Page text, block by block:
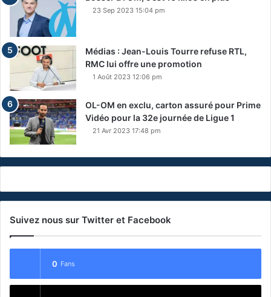
23 Sep 2023 15:04 pm
Médias : Jean-Louis Tourre refuse RTL,
RMC lui offre une promotion
1 Août 2023 12:06 pm
OL-OM en exclu, carton assuré pour Prime
Vidéo pour la 32e journée de Ligue 1
21 Avr 2023 17:48 pm
Suivez nous sur Twitter et Facebook
0 Fans